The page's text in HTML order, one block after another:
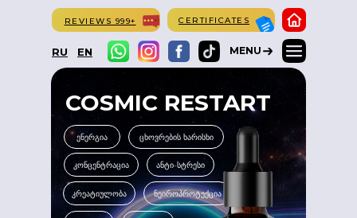
REVIEWS 999+
MENU
RU
CERTIFICATES
EN
COSMIC RESTART
კონცენტრაცია
კრეატიულობა
ანტი-სტრესი
ნეიროპროტექცია
ენერგია ცხოვრების ხარისხი